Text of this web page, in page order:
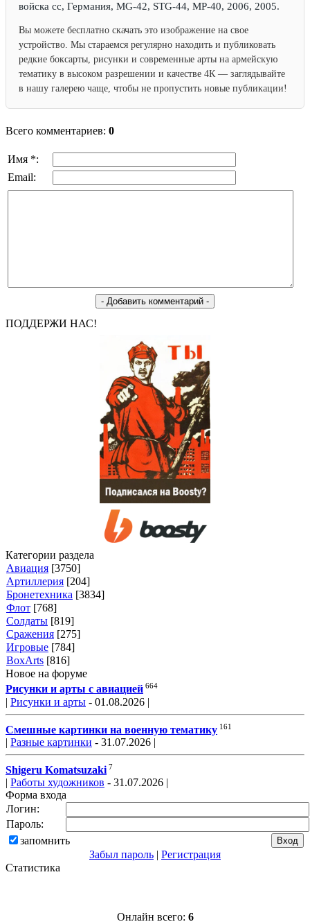
войска сс, Германия, MG-42, STG-44, MP-40, 2006, 2005.
Вы можете бесплатно скачать это изображение на свое
устройство. Мы стараемся регулярно находить и публиковать
редкие боксарты, рисунки и современные арты на армейскую
тематику в высоком разрешении и качестве 4К — заглядывайте
в нашу галерею чаще, чтобы не пропустить новые публикации!
Всего комментариев: 0
Имя *:
Email:
ПОДДЕРЖИ НАС!
Категории раздела
Авиация [3750]
Артиллерия [204]
Бронетехника [3834]
Флот [768]
Солдаты [819]
Сражения [275]
Игровые [784]
BoxArts [816]
Новое на форуме
Рисунки и арты с авиацией 664
| Рисунки и арты - 01.08.2026 |
Смешные картинки на военную тематику 161
| Разные картинки - 31.07.2026 |
Shigeru Komatsuzaki 7
| Работы художников - 31.07.2026 |
Форма входа
Логин:
Пароль:
запомнить
Забыл пароль | Регистрация
Статистика
Онлайн всего: 6